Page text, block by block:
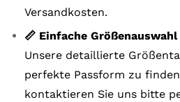
Versandkosten.
📏 Einfache Größenauswahl
Unsere detaillierte
perfekte Passform zu
kontaktieren Sie uns bitte